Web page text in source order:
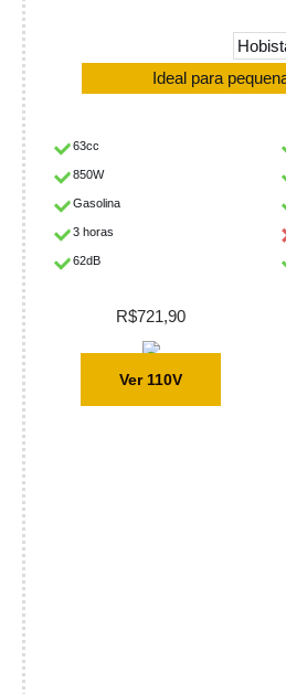
Ideal para
63cc
850W
Gasolina
3 horas
62dB
R$721,90
Ver 110V